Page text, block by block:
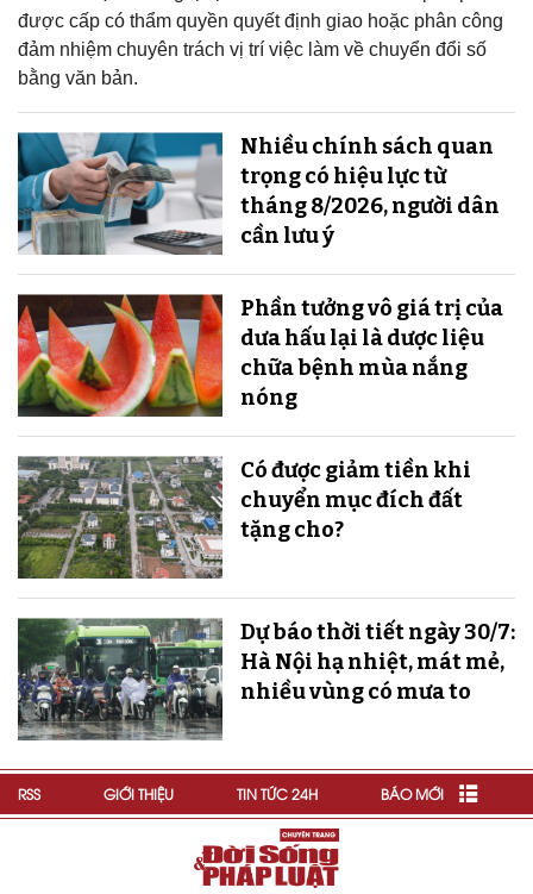
được cấp có thẩm quyền quyết định giao hoặc phân công
đảm nhiệm chuyên trách vị trí việc làm về chuyển đổi số
bằng văn bản.
Nhiều chính sách quan
trọng có hiệu lực từ
tháng 8/2026, người dân
cần lưu ý
Phần tưởng vô giá trị của
dưa hấu lại là dược liệu
chữa bệnh mùa nắng
nóng
Có được giảm tiền khi
chuyển mục đích đất
tặng cho?
Dự báo thời tiết ngày 30/7:
Hà Nội hạ nhiệt, mát mẻ,
nhiều vùng có mưa to
RSS GIỚI THIỆU TIN TỨC 24H BÁO MỚI